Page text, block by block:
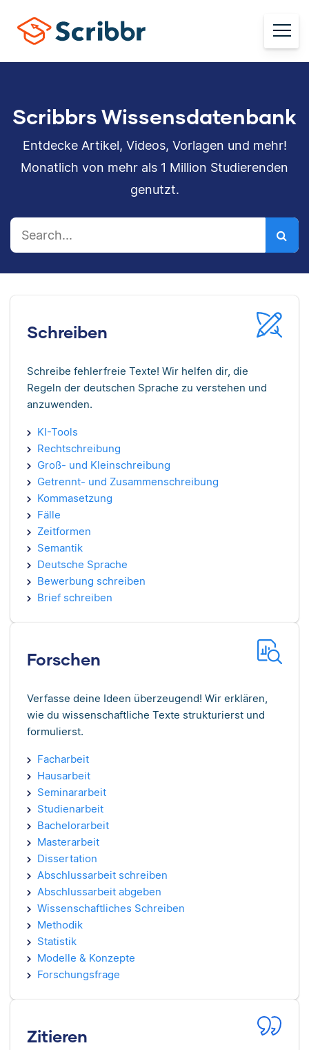
Scribbrs Wissensdatenbank
Entdecke Artikel, Videos, Vorlagen und mehr!
Monatlich von mehr als 1 Million Studierenden
genutzt.
Schreiben
Schreibe fehlerfreie Texte! Wir helfen dir, die
Regeln der deutschen Sprache zu verstehen und
anzuwenden.
KI-Tools
Rechtschreibung
Groß- und Kleinschreibung
Getrennt- und Zusammenschreibung
Kommasetzung
Fälle
Zeitformen
Semantik
Deutsche Sprache
Bewerbung schreiben
Brief schreiben
Forschen
Verfasse deine Ideen überzeugend! Wir erklären,
wie du wissenschaftliche Texte strukturierst und
formulierst.
Facharbeit
Hausarbeit
Seminararbeit
Studienarbeit
Bachelorarbeit
Masterarbeit
Dissertation
Abschlussarbeit schreiben
Abschlussarbeit abgeben
Wissenschaftliches Schreiben
Methodik
Statistik
Modelle & Konzepte
Forschungsfrage
Zitieren